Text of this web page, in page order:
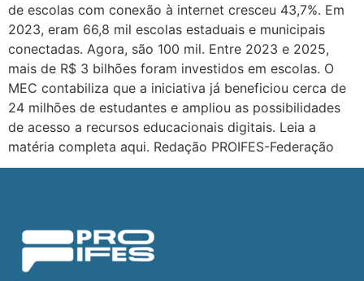
de escolas com conexão à internet cresceu 43,7%. Em
2023, eram 66,8 mil escolas estaduais e municipais
conectadas. Agora, são 100 mil. Entre 2023 e 2025,
mais de R$ 3 bilhões foram investidos em escolas. O
MEC contabiliza que a iniciativa já beneficiou cerca de
24 milhões de estudantes e ampliou as possibilidades
de acesso a recursos educacionais digitais. Leia a
matéria completa aqui. Redação PROIFES-Federação